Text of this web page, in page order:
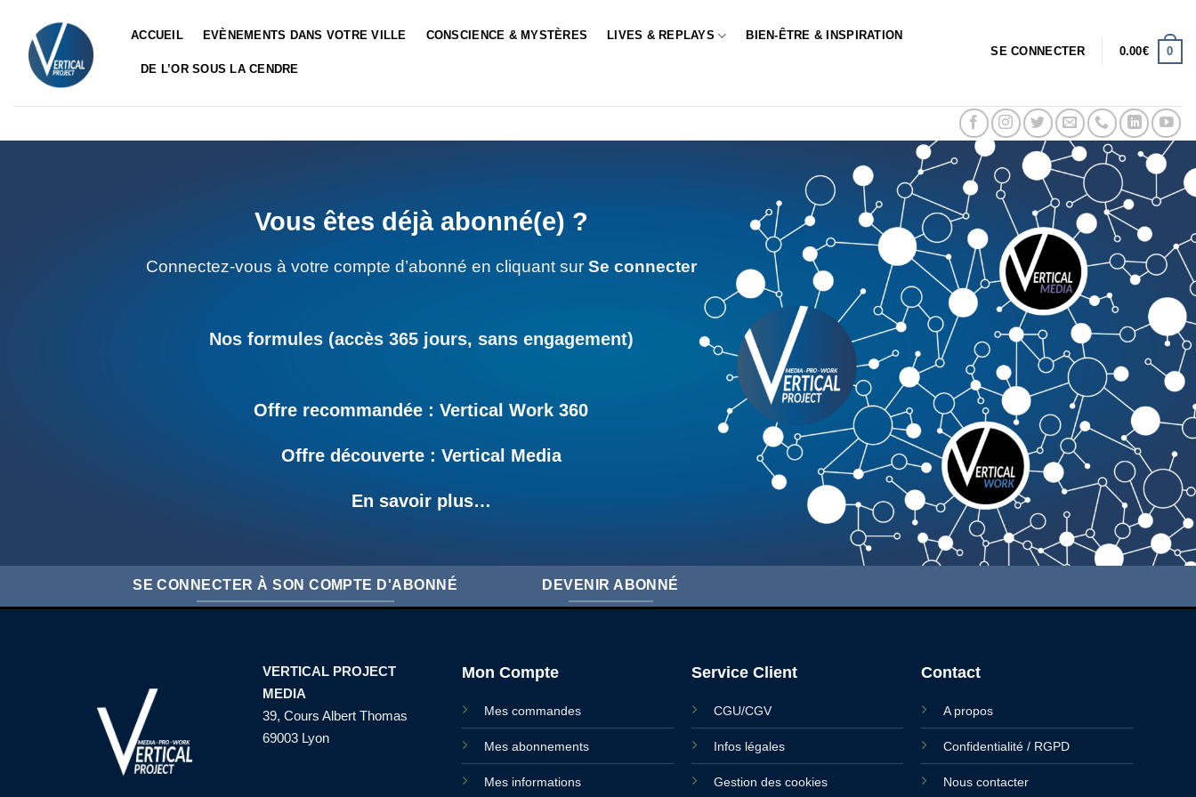
contenu
ACCUEIL EVÈNEMENTS DANS VOTRE VILLE CONSCIENCE & MYSTÈRES LIVES & REPLAYS BIEN-ÊTRE & INSPIRATION
DE L’OR SOUS LA CENDRE
SE CONNECTER 0.00€ 0
Vous êtes déjà abonné(e) ?
Connectez-vous à votre compte d’abonné en cliquant sur Se connecter
Nos formules (accès 365 jours, sans engagement)
Offre recommandée : Vertical Work 360
Offre découverte : Vertical Media
En savoir plus…
SE CONNECTER À SON COMPTE D'ABONNÉ DEVENIR ABONNÉ
VERTICAL PROJECT
MEDIA
39, Cours Albert Thomas
69003 Lyon
Mon Compte
Mes commandes
Mes abonnements
Mes informations
Service Client
CGU/CGV
Infos légales
Gestion des cookies
Contact
A propos
Confidentialité / RGPD
Nous contacter